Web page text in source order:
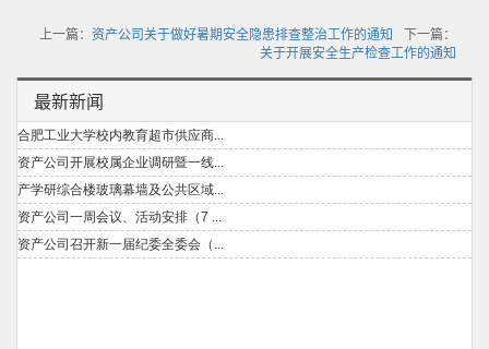
上一篇： 资产公司关于做好暑期安全隐患排查整治工作的通知
下一篇：
关于开展安全生产检查工作的通知
最新新闻